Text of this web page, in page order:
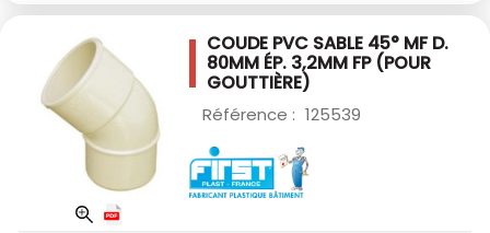
COUDE PVC SABLE 45° MF D.
80MM ÉP. 3,2MM FP (POUR
GOUTTIÈRE)
Référence : 125539